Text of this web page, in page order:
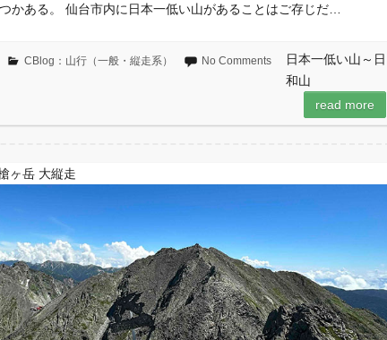
かある。 仙台市内に日本一低い山があることはご存じだ…
CBlog：山行（一般・縦走系） No Comments
日本一低い山～日
和山
read more
ヶ岳 大縦走